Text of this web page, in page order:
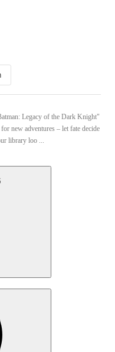
Legacy of the Dark Knight"
new adventures – let fate decide
library loo ...